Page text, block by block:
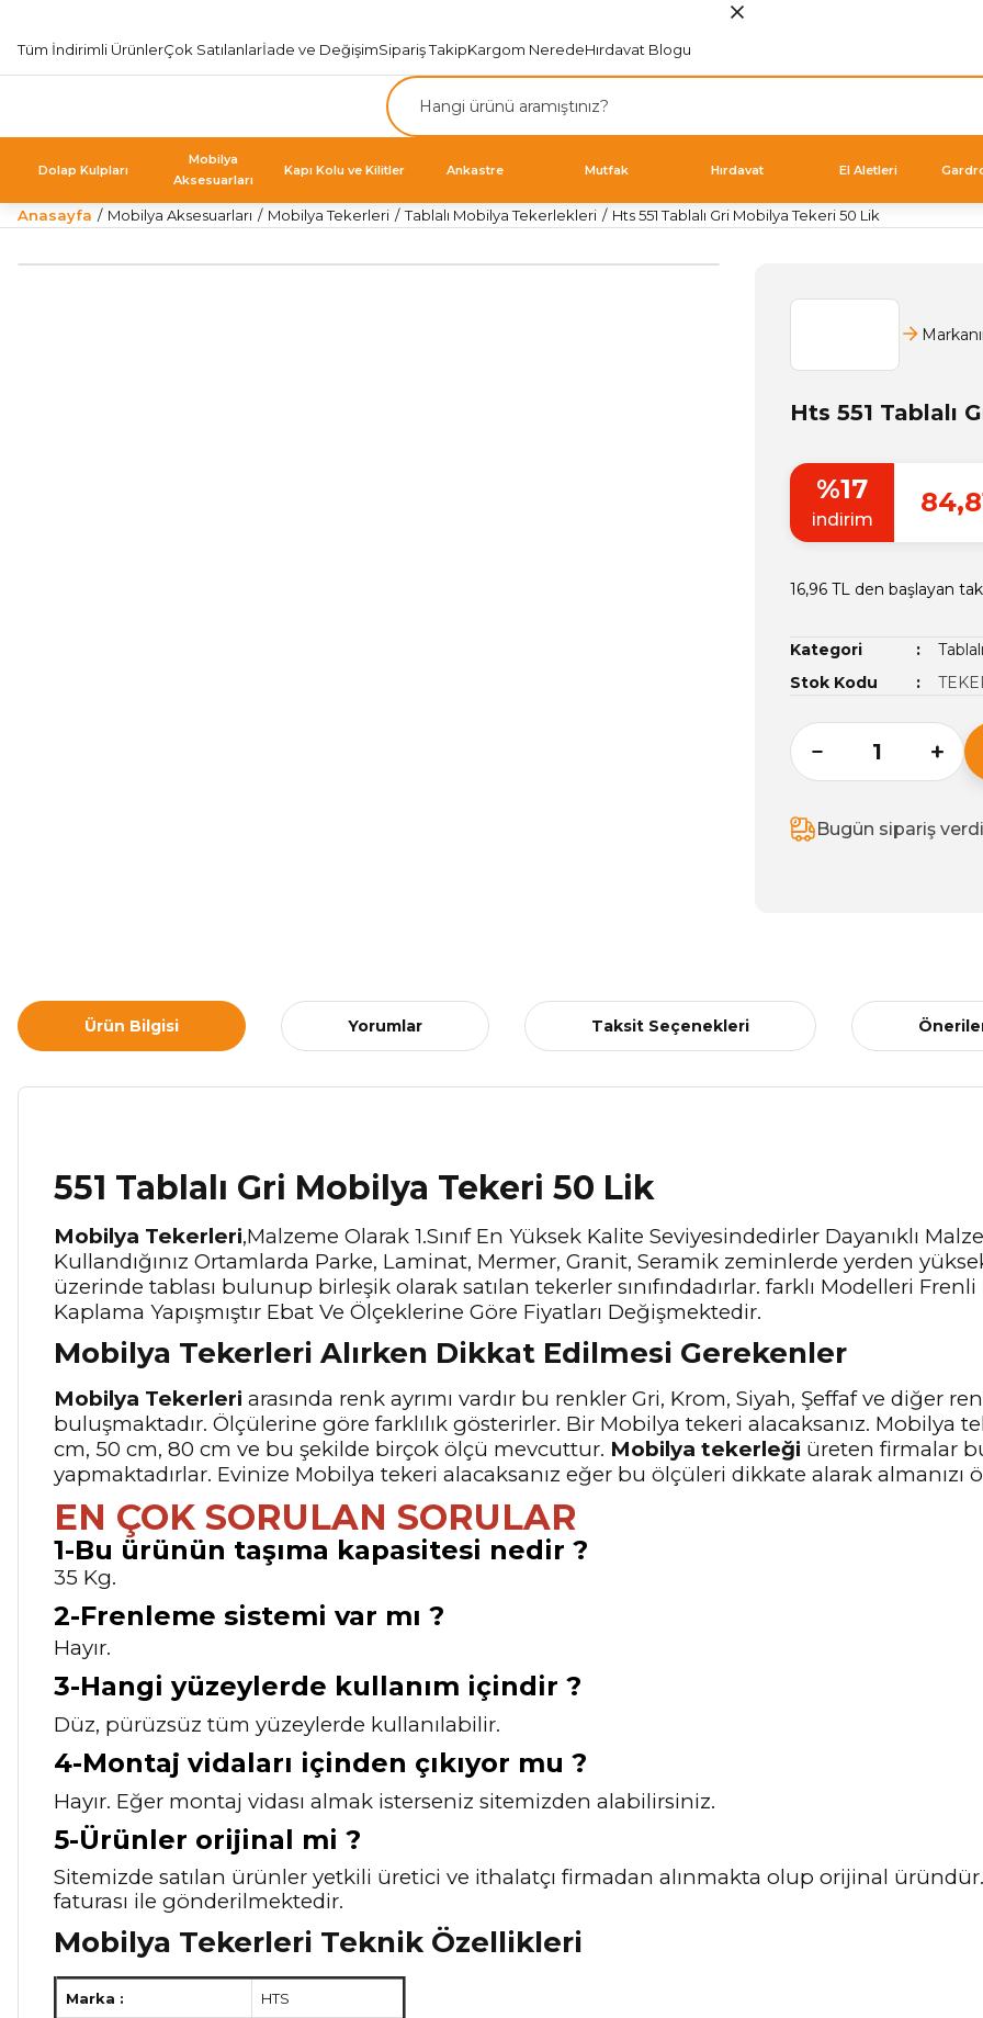
Tüm İndirimli ÜrünlerÇok Satılanlarİade ve DeğişimSipariş TakipKargom NeredeHırdavat Blogu
Dolap Kulpları
Mobilya
Aksesuarları
Kapı Kolu ve Kilitler Ankastre Mutfak Hırdavat El Aletleri
Anasayfa Mobilya Aksesuarları Mobilya Tekerleri Tablalı Mobilya Tekerlekleri Hts 551 Tablalı Gri Mobilya Tekeri 50 Lik
Hts 551 Tablalı
%17
indirim
16,96 TL den başlayan
Kategori
Stok Kodu
Bugün sipariş
Ürün Bilgisi Yorumlar Taksit Seçenekleri
551 Tablalı Gri Mobilya Tekeri 50 Lik
Mobilya Tekerleri,Malzeme Olarak 1.Sınıf En Yüksek Kalite Seviyesindedirler Dayanıklı
Kullandığınız Ortamlarda Parke, Laminat, Mermer, Granit, Seramik zeminlerde yerden
üzerinde tablası bulunup birleşik olarak satılan tekerler sınıfındadırlar. farklı Modelleri
Kaplama Yapışmıştır Ebat Ve Ölçeklerine Göre Fiyatları Değişmektedir.
Mobilya Tekerleri Alırken Dikkat Edilmesi Gerekenler
Mobilya Tekerleri arasında renk ayrımı vardır bu renkler Gri, Krom, Siyah, Şeffaf ve diğer
buluşmaktadır. Ölçülerine göre farklılık gösterirler. Bir Mobilya tekeri alacaksanız. Mobilya
cm, 50 cm, 80 cm ve bu şekilde birçok ölçü mevcuttur. Mobilya tekerleği üreten firmalar
yapmaktadırlar. Evinize Mobilya tekeri alacaksanız eğer bu ölçüleri dikkate alarak almanızı
EN ÇOK SORULAN SORULAR
1-Bu ürünün taşıma kapasitesi nedir ?
35 Kg.
2-Frenleme sistemi var mı ?
Hayır.
3-Hangi yüzeylerde kullanım içindir ?
Düz, pürüzsüz tüm yüzeylerde kullanılabilir.
4-Montaj vidaları içinden çıkıyor mu ?
Hayır. Eğer montaj vidası almak isterseniz sitemizden alabilirsiniz.
5-Ürünler orijinal mi ?
Sitemizde satılan ürünler yetkili üretici ve ithalatçı firmadan alınmakta olup orijinal
faturası ile gönderilmektedir.
Mobilya Tekerleri Teknik Özellikleri
Marka : HTS